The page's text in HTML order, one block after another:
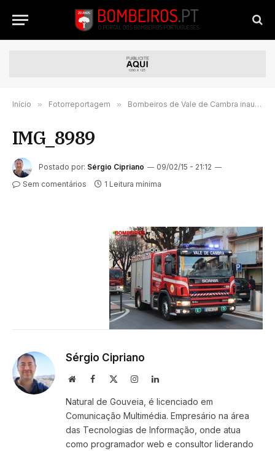
Início » Fotorreportagem » Bombeiros de Vale de Cambra inauguram novo quartel
IMG_8989
Postado por: Sérgio Cipriano
09/02/15 - 21:12
Sem comentários
1 Leitura mínima
Sérgio Cipriano
WebsiteFacebook InstagramLinkedIn
Natural de Gouveia, é licenciado em
Comunicação Multimédia. Empresário na área
das Tecnologias de Informação, onde atua
como programador web e consultor liderando